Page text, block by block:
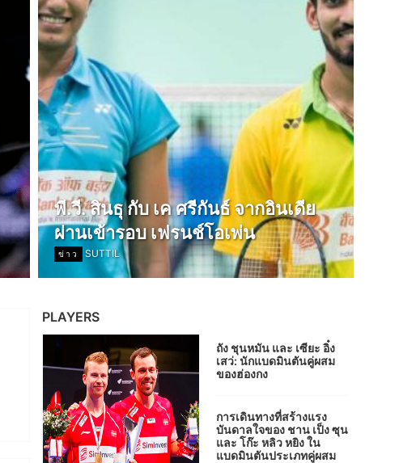
พี.วี. สินธุ กับ เค ศรีกันธ์ จากอินเดีย
ผ่านเข้ารอบ เฟรนช์โอเพ่น
ข่าว SUTTIL
PLAYERS
ถัง ชุนหมัน และ เซียะ อิ๋ง
เสว่: นักแบดมินตันคู่ผสม
ของฮ่องกง
การเดินทางที่สร้างแรง
บันดาลใจของ ชาน เป็ง ซุน
และ โก๊ะ หลิว หยิง ใน
แบดมินตันประเภทคู่ผสม